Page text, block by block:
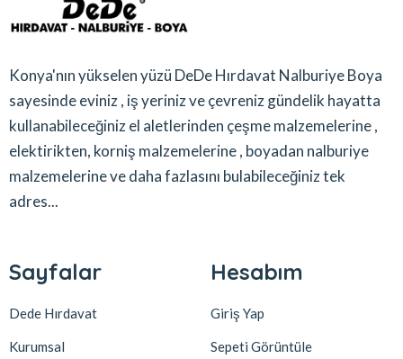
Konya'nın yükselen yüzü DeDe Hırdavat Nalburiye Boya
sayesinde eviniz , iş yeriniz ve çevreniz gündelik hayatta
kullanabileceğiniz el aletlerinden çeşme malzemelerine ,
elektirikten, korniş malzemelerine , boyadan nalburiye
malzemelerine ve daha fazlasını bulabileceğiniz tek
adres...
Sayfalar
Dede Hırdavat
Kurumsal
Hesabım
Giriş Yap
Sepeti Görüntüle